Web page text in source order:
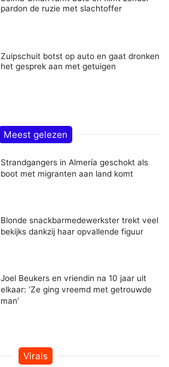
pardon de ruzie met slachtoffer
Zuipschuit botst op auto en gaat dronken
het gesprek aan met getuigen
Meest gelezen
Strandgangers in Almería geschokt als
boot met migranten aan land komt
Blonde snackbarmedewerkster trekt veel
bekijks dankzij haar opvallende figuur
Joel Beukers en vriendin na 10 jaar uit
elkaar: ‘Ze ging vreemd met getrouwde
man’
Virals